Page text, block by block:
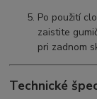
Po použití
zaistite
pri zadnom
Technické